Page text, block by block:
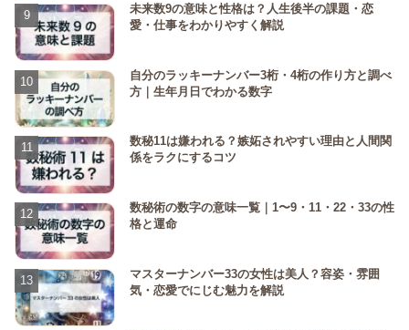
未来数9の意味と性格は？人生後半の課題・恋
愛・仕事をわかりやすく解説
自分のラッキーナンバー3桁・4桁の作り方と調べ
方｜生年月日でわかる数字
数秘11は嫌われる？嫉妬されやすい理由と人間関
係をラクにするコツ
数秘術の数字の意味一覧｜1〜9・11・22・33の性
格と運命
マスターナンバー33の女性は美人？容姿・雰囲
気・恋愛でにじむ魅力を解説